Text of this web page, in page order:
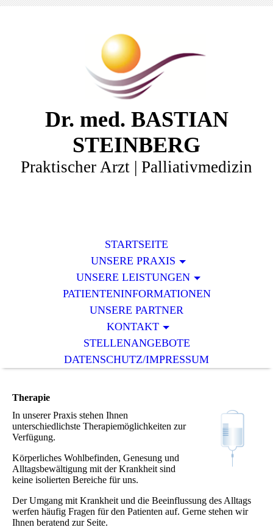
Dr. med. BASTIAN
STEINBERG
Praktischer Arzt | Palliativmedizin
STARTSEITE
UNSERE PRAXIS
UNSERE LEISTUNGEN
PATIENTENINFORMATIONEN
UNSERE PARTNER
KONTAKT
STELLENANGEBOTE
DATENSCHUTZ/IMPRESSUM
Therapie
In unserer Praxis stehen Ihnen
unterschiedlichste Therapiemöglichkeiten zur
Verfügung.
Körperliches Wohlbefinden, Genesung und
Alltagsbewältigung mit der Krankheit sind
keine isolierten Bereiche für uns.
Der Umgang mit Krankheit und die Beeinflussung des Alltags
werfen häufig Fragen für den Patienten auf. Gerne stehen wir
Ihnen beratend zur Seite.